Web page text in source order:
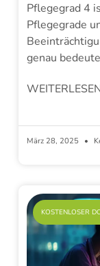
Pflegegrad 4
Pflegegrade
genau
März 28, 2025
KOSTENLOSER